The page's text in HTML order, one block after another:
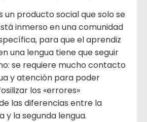
un producto social que solo se
inmerso en una comunidad
para que el aprendiz
una lengua tiene que seguir
se requiere mucho contacto
y atención para poder
los «errores»
las diferencias entre la
y la segunda lengua.